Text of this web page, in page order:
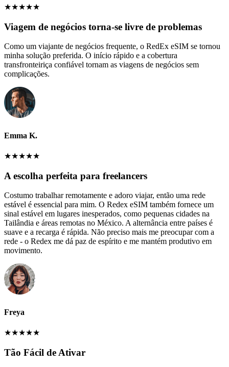
★★★★★
Viagem de negócios torna-se livre de problemas
Como um viajante de negócios frequente, o RedEx eSIM se tornou
minha solução preferida. O início rápido e a cobertura
transfronteiriça confiável tornam as viagens de negócios sem
complicações.
Emma K.
★★★★★
A escolha perfeita para freelancers
Costumo trabalhar remotamente e adoro viajar, então uma rede
estável é essencial para mim. O Redex eSIM também fornece um
sinal estável em lugares inesperados, como pequenas cidades na
Tailândia e áreas remotas no México. A alternância entre países é
suave e a recarga é rápida. Não preciso mais me preocupar com a
rede - o Redex me dá paz de espírito e me mantém produtivo em
movimento.
Freya
★★★★★
Tão Fácil de Ativar